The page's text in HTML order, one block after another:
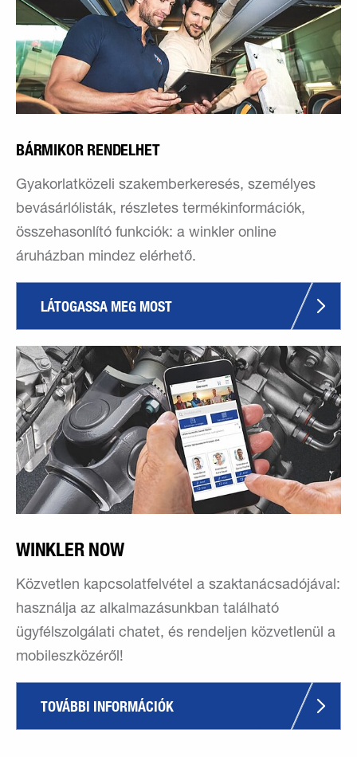
BÁRMIKOR RENDELHET
Gyakorlatközeli szakemberkeresés, személyes
bevásárlólisták, részletes termékinformációk,
összehasonlító funkciók: a winkler online
áruházban mindez elérhető.
LÁTOGASSA MEG MOST
WINKLER NOW
Közvetlen kapcsolatfelvétel a szaktanácsadójával:
használja az alkalmazásunkban található
ügyfélszolgálati chatet, és rendeljen közvetlenül a
mobileszközéről!
TOVÁBBI INFORMÁCIÓK